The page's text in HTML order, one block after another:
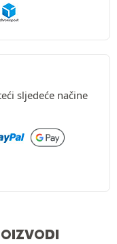
sljedeće načine